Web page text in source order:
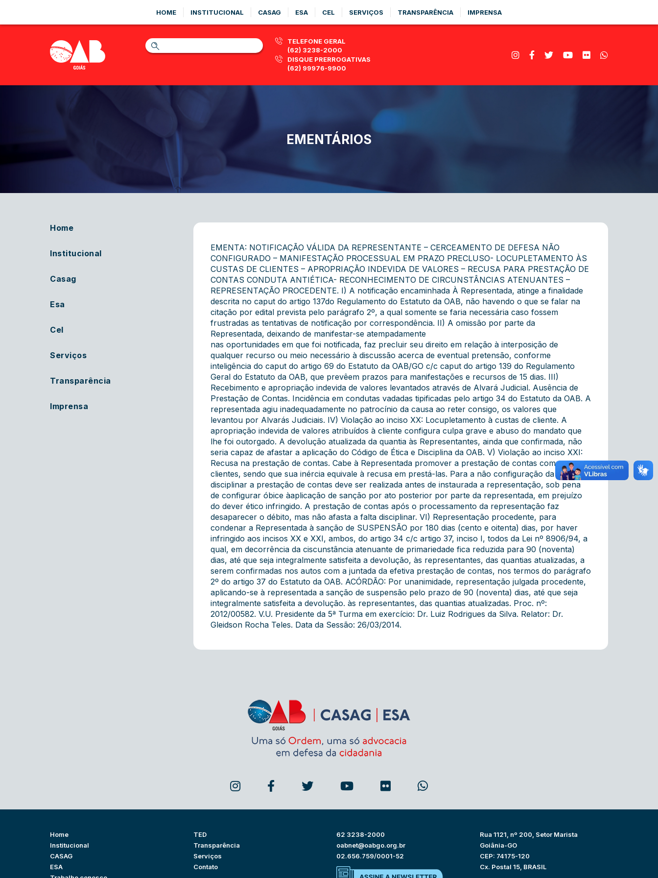
HOME INSTITUCIONAL CASAG ESA CEL SERVIÇOS TRANSPARÊNCIA IMPRENSA
TELEFONE GERAL
(62) 3238-2000
DISQUE PRERROGATIVAS
(62) 99976-9900
EMENTÁRIOS
Home
Institucional
Casag
Esa
Cel
Serviços
Transparência
Imprensa
EMENTA: NOTIFICAÇÃO VÁLIDA DA REPRESENTANTE – CERCEAMENTO DE DEFESA NÃO
CONFIGURADO – MANIFESTAÇÃO PROCESSUAL EM PRAZO PRECLUSO- LOCUPLETAMENTO ÀS
CUSTAS DE CLIENTES – APROPRIAÇÃO INDEVIDA DE VALORES – RECUSA PARA PRESTAÇÃO DE
CONTAS CONDUTA ANTIÉTICA- RECONHECIMENTO DE CIRCUNSTÂNCIAS ATENUANTES –
REPRESENTAÇÃO PROCEDENTE. I) A notificação encaminhada À Representada, atinge a finalidade
descrita no caput do artigo 137do Regulamento do Estatuto da OAB, não havendo o que se falar na
citação por edital prevista pelo parágrafo 2º, a qual somente se faria necessária caso fossem
frustradas as tentativas de notificação por correspondência. II) A omissão por parte da
Representada, deixando de manifestar-se atempadamente
nas oportunidades em que foi notificada, faz precluir seu direito em relação à interposição de
qualquer recurso ou meio necessário à discussão acerca de eventual pretensão, conforme
inteligência do caput do artigo 69 do Estatuto da OAB/GO c/c caput do artigo 139 do Regulamento
Geral do Estatuto da OAB, que prevêem prazos para manifestações e recursos de 15 dias. III)
Recebimento e apropriação indevida de valores levantados através de Alvará Judicial. Ausência de
Prestação de Contas. Incidência em condutas vadadas tipificadas pelo artigo 34 do Estatuto da OAB. A
representada agiu inadequadamente no patrocínio da causa ao reter consigo, os valores que
levantou por Alvarás Judiciais. IV) Violação ao inciso XX: Locupletamento à custas de cliente. A
apropriação indevida de valores atribuídos à cliente configura culpa grave e abuso do mandato que
lhe foi outorgado. A devolução atualizada da quantia às Representantes, ainda que confirmada, não
seria capaz de afastar a aplicação do Código de Ética e Disciplina da OAB. V) Violação ao inciso XXI:
Recusa na prestação de contas. Cabe à Representada promover a prestação de contas com as
clientes, sendo que sua inércia equivale à recusa em prestá-las. Para a não configuração da infração
disciplinar a prestação de contas deve ser realizada antes de instaurada a representação, sob pena
de configurar óbice àaplicação de sanção por ato posterior por parte da representada, em prejuízo
do dever ético infringido. A prestação de contas após o processamento da representação faz
desaparecer o débito, mas não afasta a falta disciplinar. VI) Representação procedente, para
condenar a Representada à sanção de SUSPENSÃO por 180 dias (cento e oitenta) dias, por haver
infringido aos incisos XX e XXI, ambos, do artigo 34 c/c artigo 37, inciso I, todos da Lei nº 8906/94, a
qual, em decorrência da ciscunstância atenuante de primariedade fica reduzida para 90 (noventa)
dias, até que seja integralmente satisfeita a devolução, às representantes, das quantias atualizadas, a
serem confirmadas nos autos com a juntada da efetiva prestação de contas, nos termos do parágrafo
2º do artigo 37 do Estatuto da OAB. ACÓRDÃO: Por unanimidade, representação julgada procedente,
aplicando-se à representada a sanção de suspensão pelo prazo de 90 (noventa) dias, até que seja
integralmente satisfeita a devolução. às representantes, das quantias atualizadas. Proc. nº:
2012/00582. V.U. Presidente da 5ª Turma em exercício: Dr. Luiz Rodrigues da Silva. Relator: Dr.
Gleidson Rocha Teles. Data da Sessão: 26/03/2014.
Home
Institucional
CASAG
ESA
TED
Transparência
Serviços
Contato
62 3238-2000
oabnet@oabgo.org.br
02.656.759/0001-52
Rua 1121, nº 200, Setor Marista
Goiânia-GO
CEP: 74175-120
Cx. Postal 15, BRASIL